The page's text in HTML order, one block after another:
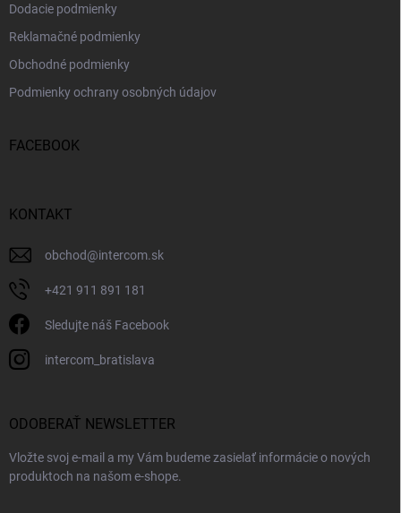
Dodacie podmienky
Reklamačné podmienky
Obchodné podmienky
Podmienky ochrany osobných údajov
FACEBOOK
KONTAKT
obchod@intercom.sk
+421 911 891 181
Sledujte náš Facebook
intercom_bratislava
ODOBERAŤ NEWSLETTER
Vložte svoj e-mail a my Vám budeme zasielať informácie o nových
produktoch na našom e-shope.